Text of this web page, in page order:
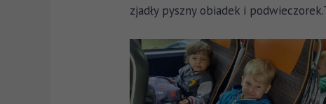
zjadły pyszny obiadek i